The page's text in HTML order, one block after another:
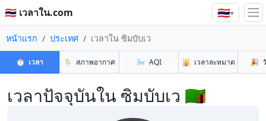
🇹🇭 เวลาใน.com 🇹🇭▾
หน้าแรก ประเทศ เวลาใน ซิมบับเว
⏱️ เวลา 🌦️ สภาพอากาศ 🌬️ AQI 🕌 เวลาละหมาด 🎉
เวลาปัจจุบันใน ซิมบับเว 🇿🇲